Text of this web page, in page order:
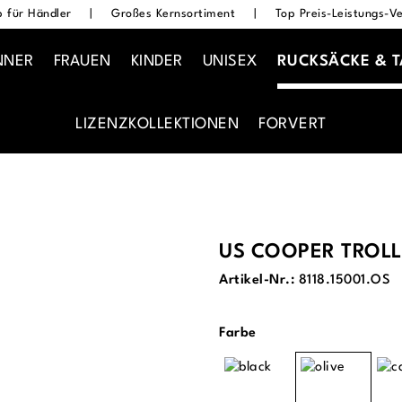
für Händler Großes Kernsortiment Top Preis-Leistungs-
FRAUEN KINDER UNISEX RUCKSÄCKE &
LIZENZKOLLEKTIONEN FORVERT
US COOPER
Artikel-Nr.: 8118.15001.OS
Farbeauswählen